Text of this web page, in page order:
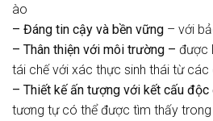
ào
– Đáng tin cậy và bền vững – với
– Thân thiện với môi trường – được
tái chế với xác thực sinh thái từ các
– Thiết kế ấn tượng với kết cấu độc
tương tự có thể được tìm thấy